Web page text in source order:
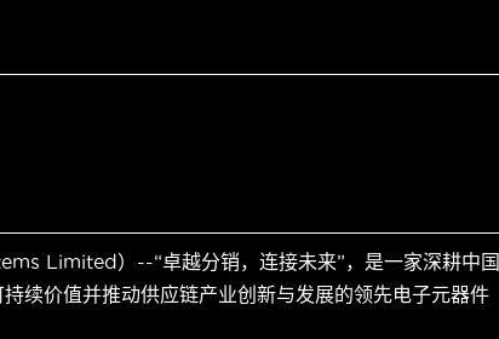
Limited）--“卓越分销，连接未来”，是一家深耕中国
续价值并推动供应链产业创新与发展的领先电子元器件